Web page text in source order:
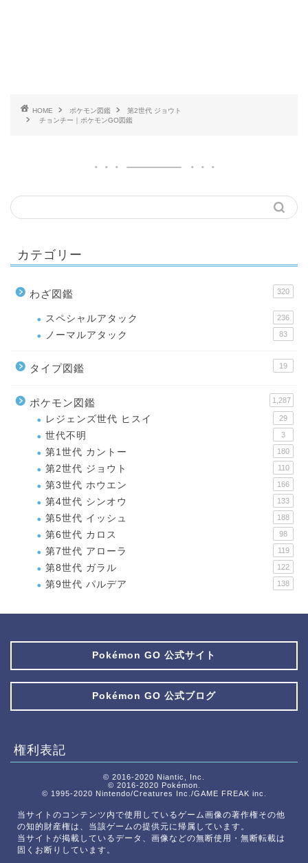
HOME ポケモン図鑑
第2世代 ジョウト
チョンチー｜ポケモンGO図鑑
カテゴリー
わざ図鑑 320
スペシャルアタック 236
ノーマルアタック 83
タイプ図鑑 19
ポケモン図鑑 1,287
レジェンズ世代 ヒスイ 29
世代不明 3
第1世代 カントー 180
第2世代 ジョウト 110
第3世代 ホウエン 166
第4世代 シンオウ 133
第5世代 イッシュ 188
第6世代 カロス 98
第7世代 アローラ 119
第8世代 ガラル 122
第9世代 パルデア 138
Pokémon GO 公式サイト
Pokémon GO 公式ブログ
権利表記
© 2016-2020 Niantic, Inc.
© 2016-2020 Pokémon.
© 1995-2020 Nintendo/Creatures Inc./GAME FREAK inc.
当サイトのコンテンツ内で使用しているゲーム画像の著作権その他
の知的財産権は、当該ゲームの提供元に帰属しています。
当サイトが掲載しているデータ、画像などの無断使用・無断転載は
固くお断りしています。